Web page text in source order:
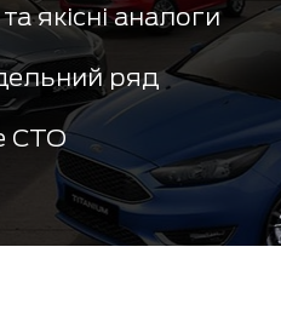
якісні аналоги
ряд
СТО